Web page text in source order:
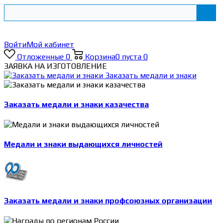
ВойтиМой кабинет
Отложенные 0 Корзина0 пуста 0
ЗАЯВКА НА ИЗГОТОВЛЕНИЕ
Заказать медали и знаки
Заказать медали и знаки казачества
Медали и знаки выдающихся личностей
Заказать медали и знаки профсоюзных организации